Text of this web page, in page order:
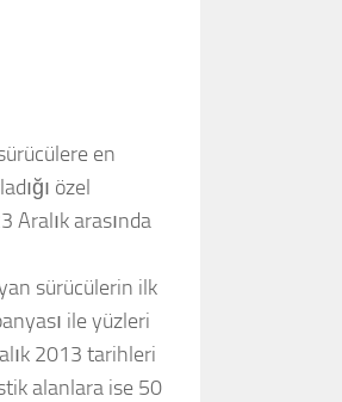
en
özel
Aralık arasında
sürücülerin ilk
ile yüzleri
2013 tarihleri
alanlara ise 50